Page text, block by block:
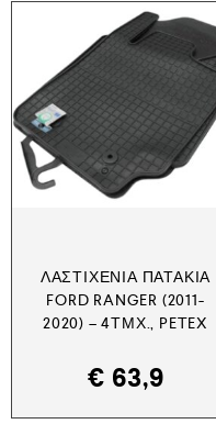
ΛΑΣΤΙΧΈΝΙΑ ΠΑΤΆΚΙΑ
FORD RANGER (2011-
2020) – 4ΤΜΧ., PETEX
€ 63,9